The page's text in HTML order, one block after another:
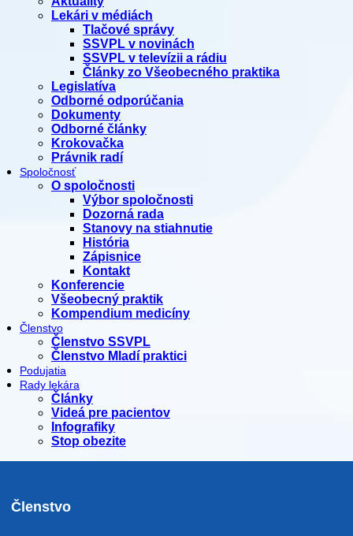
Lekári v médiách
Tlačové správy
SSVPL v novinách
SSVPL v televízii a rádiu
Články zo Všeobecného praktika
Legislatíva
Odborné odporúčania
Dokumenty
Odborné články
Krokovačka
Právnik radí
Spoločnosť
O spoločnosti
Výbor spoločnosti
Dozorná rada
Stanovy na stiahnutie
História
Zápisnice
Kontakt
Konferencie
Všeobecný praktik
Kompendium medicíny
Členstvo
Členstvo SSVPL
Členstvo Mladí praktici
Podujatia
Rady lekára
Články
Videá pre pacientov
Infografiky
Stop obezite
Členstvo